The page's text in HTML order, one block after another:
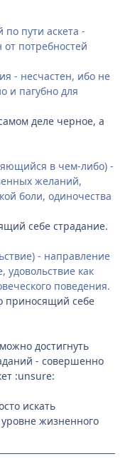
пути аскета -
потребностей
- несчастен, ибо не
и пагубно для
деле черное, а
в чем-либо) -
желаний,
боли, одиночества
себе страдание.
- направление
как
поведения.
приносящий себе
достигнуть
- совершенно
:unsure:
искать
жизненного